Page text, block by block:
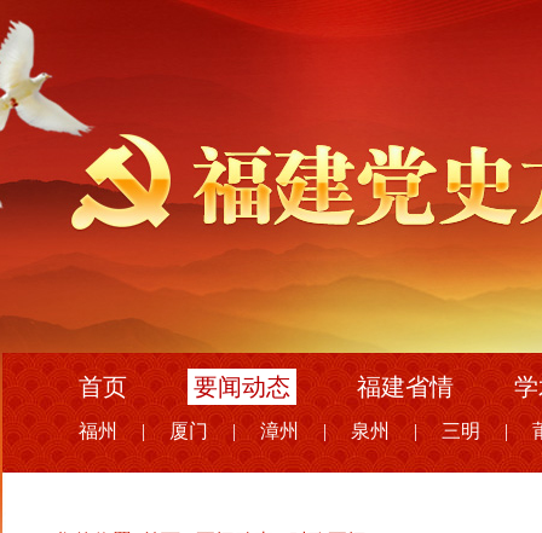
首页 要闻动态 福建省情
福州 | 厦门 | 漳州 | 泉州 | 三明 |